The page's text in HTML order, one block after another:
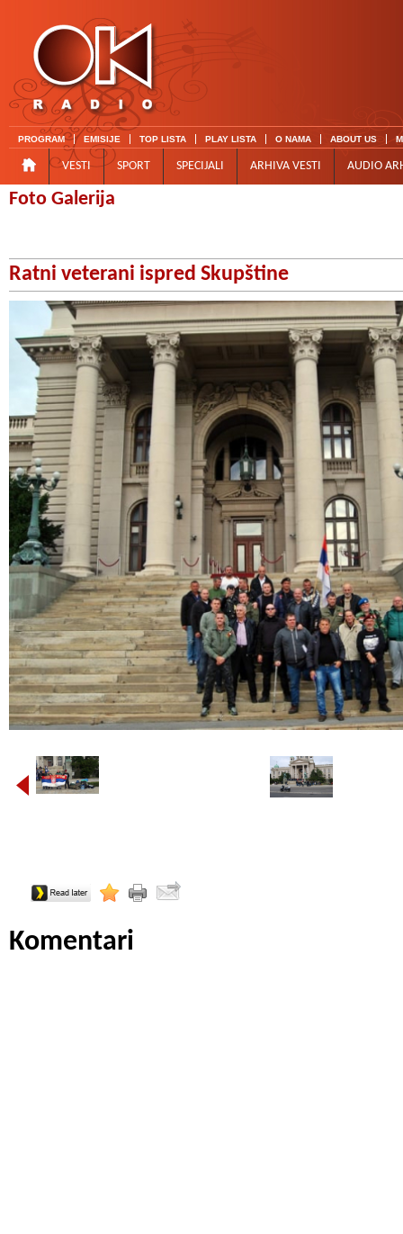
PROGRAM EMISIJE TOP LISTA PLAY LISTA O NAMA ABOUT US
VESTI SPORT SPECIJALI ARHIVA VESTI AUDIO
Foto Galerija
Ratni veterani ispred Skupštine
Komentari